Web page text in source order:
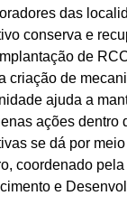
das
conserva e
de
criação de
ajuda a
ações dentro
se dá por
coordenado
e